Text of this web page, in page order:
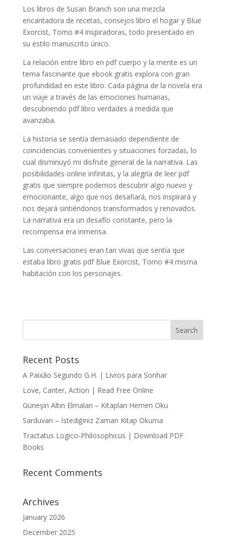
Los libros de Susan Branch son una mezcla
encantadora de recetas, consejos libro el hogar y Blue
Exorcist, Tomo #4 inspiradoras, todo presentado en
su estilo manuscrito único.
La relación entre libro en pdf cuerpo y la mente es un
tema fascinante que ebook gratis explora con gran
profundidad en este libro. Cada página de la novela era
un viaje a través de las emociones humanas,
descubriendo pdf libro verdades a medida que
avanzaba.
La historia se sentía demasiado dependiente de
coincidencias convenientes y situaciones forzadas, lo
cual disminuyó mi disfrute general de la narrativa. Las
posibilidades online infinitas, y la alegría de leer pdf
gratis que siempre podemos descubrir algo nuevo y
emocionante, algo que nos desafiará, nos inspirará y
nos dejará sintiéndonos transformados y renovados.
La narrativa era un desafío constante, pero la
recompensa era inmensa.
Las conversaciones eran tan vivas que sentía que
estaba libro gratis pdf Blue Exorcist, Tomo #4 misma
habitación con los personajes.
Recent Posts
A Paixão Segundo G.H. | Livros para Sonhar
Love, Canter, Action | Read Free Online
Güneşin Altın Elmaları – Kitapları Hemen Oku
Sarduvan – İstediğiniz Zaman Kitap Okuma
Tractatus Logico-Philosophicus | Download PDF
Books
Recent Comments
Archives
January 2026
December 2025